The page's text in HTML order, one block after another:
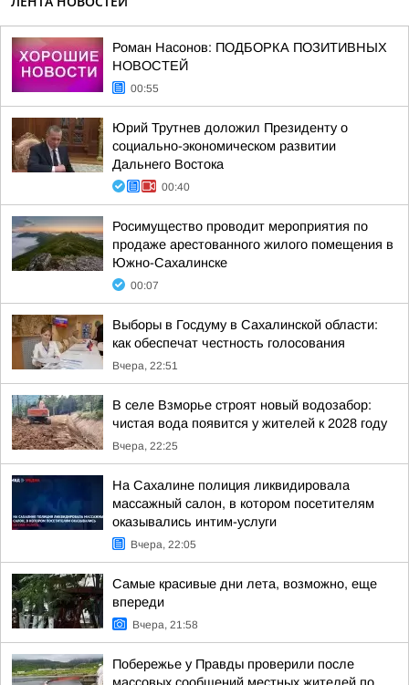
Роман Насонов: ПОДБОРКА ПОЗИТИВНЫХ
НОВОСТЕЙ
00:55
Юрий Трутнев доложил Президенту о
социально-экономическом развитии
Дальнего Востока
00:40
Росимущество проводит мероприятия по
продаже арестованного жилого помещения в
Южно-Сахалинске
00:07
Выборы в Госдуму в Сахалинской области:
как обеспечат честность голосования
Вчера, 22:51
В селе Взморье строят новый водозабор:
чистая вода появится у жителей к 2028 году
Вчера, 22:25
На Сахалине полиция ликвидировала
массажный салон, в котором посетителям
оказывались интим-услуги
Вчера, 22:05
Самые красивые дни лета, возможно, еще
впереди
Вчера, 21:58
Побережье у Правды проверили после